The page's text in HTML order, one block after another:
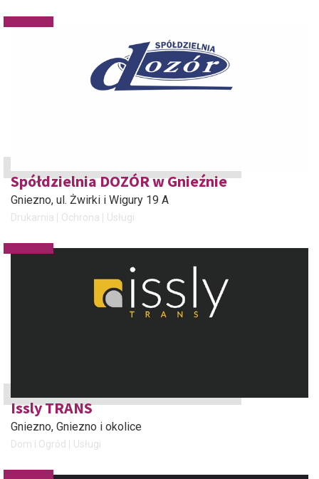
Spółdzielnia DOZÓR w Gnieźnie
Gniezno, ul. Żwirki i Wigury 19 A
Drukarnia Ochrona Usługi
Issly TRANS
Gniezno, Gniezno i okolice
Dom i Ogród Usługi